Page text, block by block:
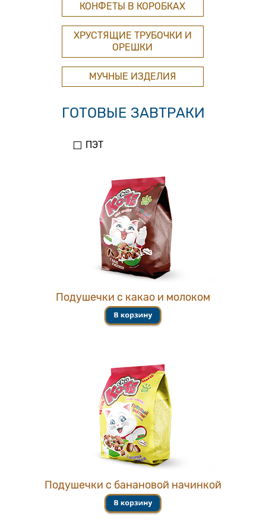
КОНФЕТЫ В КОРОБКАХ
ХРУСТЯЩИЕ ТРУБОЧКИ И
ОРЕШКИ
МУЧНЫЕ ИЗДЕЛИЯ
ГОТОВЫЕ ЗАВТРАКИ
ПЭТ
Подушечки с какао и молоком
Подушечки с банановой начинкой